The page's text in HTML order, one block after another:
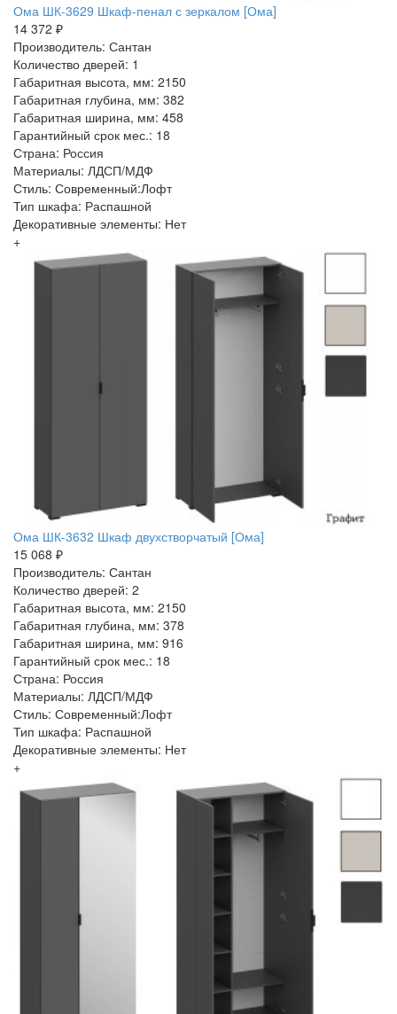
Ома ШК-3629 Шкаф-пенал с зеркалом [Ома]
14 372 ₽
Производитель: Сантан
Количество дверей: 1
Габаритная высота, мм: 2150
Габаритная глубина, мм: 382
Габаритная ширина, мм: 458
Гарантийный срок мес.: 18
Страна: Россия
Материалы: ЛДСП/МДФ
Стиль: Современный:Лофт
Тип шкафа: Распашной
Декоративные элементы: Нет
+
Ома ШК-3632 Шкаф двухстворчатый [Ома]
15 068 ₽
Производитель: Сантан
Количество дверей: 2
Габаритная высота, мм: 2150
Габаритная глубина, мм: 378
Габаритная ширина, мм: 916
Гарантийный срок мес.: 18
Страна: Россия
Материалы: ЛДСП/МДФ
Стиль: Современный:Лофт
Тип шкафа: Распашной
Декоративные элементы: Нет
+